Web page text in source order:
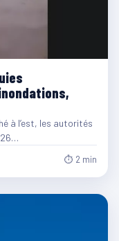
à l’est, les autorités
26…
⏱ 2 min